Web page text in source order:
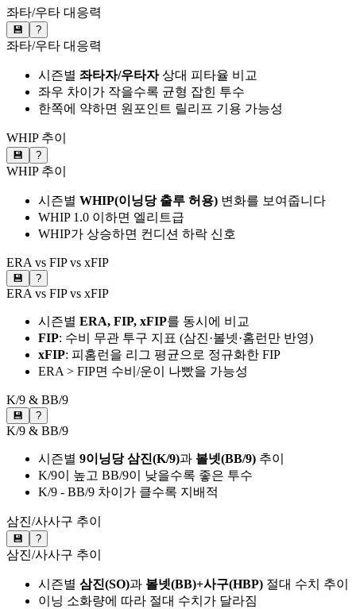
좌타/우타 대응력
💾 ?
좌타/우타 대응력
시즌별 좌타자/우타자상대 피타율 비교
좌우 차이가 작을수록 균형 잡힌 투수
한쪽에 약하면 원포인트 릴리프 기용 가능성
WHIP 추이
💾 ?
WHIP 추이
시즌별 WHIP(이닝당 출루 허용) 변화를 보여줍니다
WHIP 1.0 이하면 엘리트급
WHIP가 상승하면 컨디션 하락 신호
ERA vs FIP vs xFIP
💾 ?
ERA vs FIP vs xFIP
시즌별 ERA, FIP, xFIP를 동시에 비교
FIP: 수비 무관 투구 지표 (삼진·볼넷·홈런만 반영)
xFIP: 피홈런을 리그 평균으로 정규화한 FIP
ERA > FIP면 수비/운이 나빴을 가능성
K/9 & BB/9
💾 ?
K/9 & BB/9
시즌별 9이닝당 삼진(K/9)과 볼넷(BB/9) 추이
K/9이 높고 BB/9이 낮을수록 좋은 투수
K/9 - BB/9 차이가 클수록 지배적
삼진/사사구 추이
💾 ?
삼진/사사구 추이
시즌별 삼진(SO)과 볼넷(BB)+사구(HBP) 절대 수치 추이
이닝 소화량에 따라 절대 수치가 달라짐